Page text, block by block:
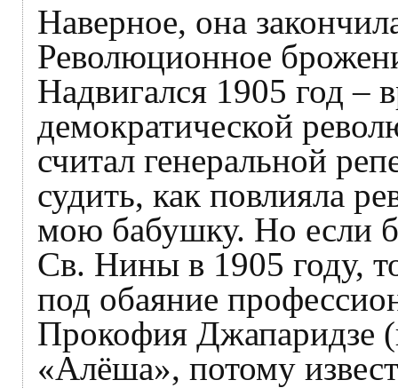
Наверное, она
Революционное
Надвигался 1905 год –
демократической
считал генеральной
судить, как повлияла
мою бабушку. Но если
Св. Нины в 1905 году,
под обаяние
Прокофия Джапаридзе
«Алёша», потому